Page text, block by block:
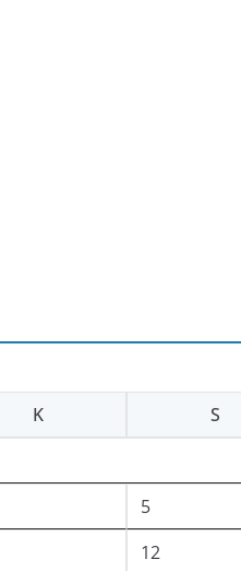
K S
5
12